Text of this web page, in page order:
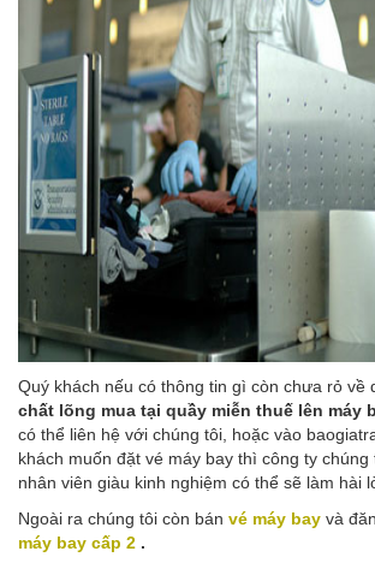
Quý khách nếu có thông tin gì còn chưa rỏ về
chất lõng mua tại quầy miễn thuế lên máy
có thể liên hệ với chúng tôi, hoặc vào
khách muốn đặt vé máy bay thì công ty
nhân viên giàu kinh nghiệm có thể sẽ làm hài
Ngoài ra chúng tôi còn bán vé máy bay và
máy bay cấp 2 .